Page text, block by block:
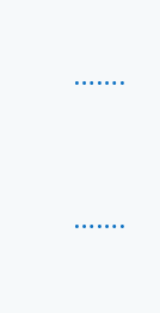
…….
…….